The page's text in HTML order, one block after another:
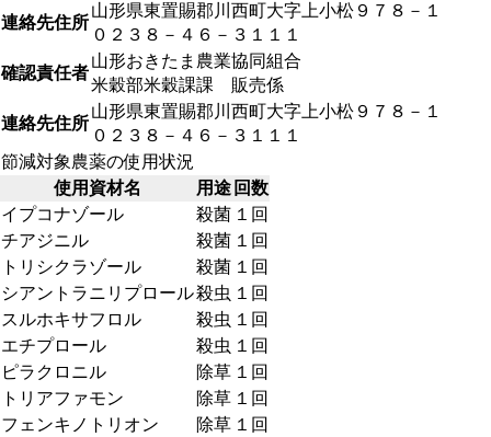
連絡先住所
山形県東置賜郡川西町大字上小松９７８－１
０２３８－４６－３１１１
確認責任者
山形おきたま農業協同組合
米穀部米穀課課 販売係
連絡先住所
山形県東置賜郡川西町大字上小松９７８－１
０２３８－４６－３１１１
節減対象農薬の使用状況
使用資材名
用途 回数
イプコナゾール
殺菌 １回
チアジニル
殺菌 １回
トリシクラゾール
殺菌 １回
シアントラニリプロール殺虫 １回
スルホキサフロル
殺虫 １回
エチプロール
殺虫 １回
ピラクロニル
除草 １回
トリアファモン
除草 １回
フェンキノトリオン
除草 １回